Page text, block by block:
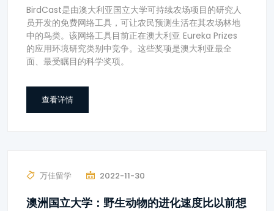
BirdCast是由澳大利亚国立大学可持续农场项目的研究人
员开发的免费网络工具，可让农民预测生活在其农场林地
中的鸟类。该网络工具目前正在澳大利亚 Eureka Prizes
的应用环境研究类别中竞争。这些奖项是澳大利亚最全
面、最受瞩目的科学奖项。
查看详情
万佳留学 2022-11-30
澳洲国立大学：野生动物的进化速度比以前想